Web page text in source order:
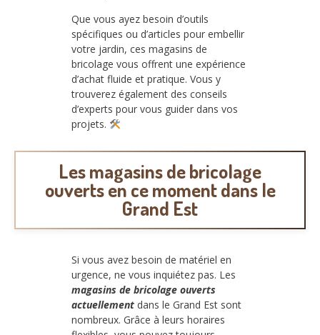
Que vous ayez besoin d’outils
spécifiques ou d’articles pour embellir
votre jardin, ces magasins de
bricolage vous offrent une expérience
d’achat fluide et pratique. Vous y
trouverez également des conseils
d’experts pour vous guider dans vos
projets.
Les magasins de bricolage
ouverts en ce moment dans le
Grand Est
Si vous avez besoin de matériel en
urgence, ne vous inquiétez pas. Les
magasins de bricolage ouverts
actuellement dans le Grand Est sont
nombreux. Grâce à leurs horaires